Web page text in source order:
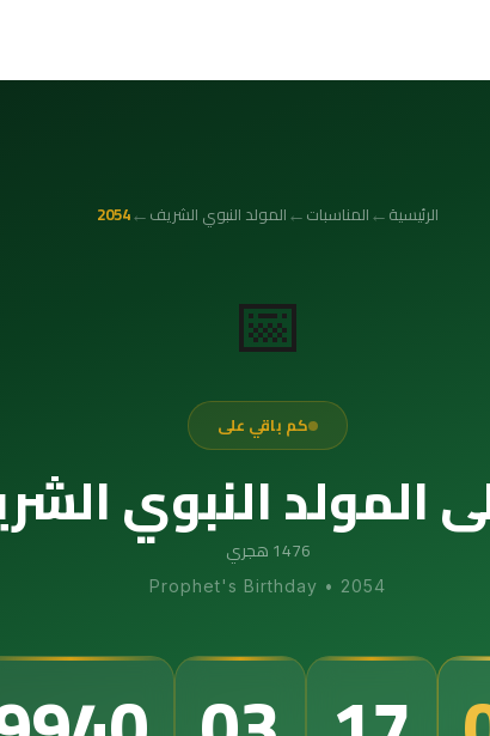
الرئيسية←المناسبات←المولد النبوي الشريف←
2054
📅
كم باقي على
النبوي الشريف
1476 هجري
Prophet's Birthday • 2054